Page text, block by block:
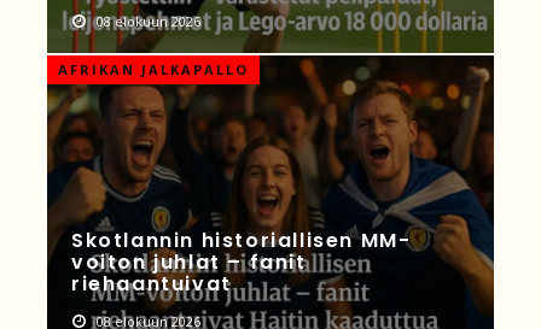
08 elokuun 2026
AFRIKAN JALKAPALLO
Skotlannin historiallisen MM-
voiton juhlat – fanit
riehaantuivat
08 elokuun 2026